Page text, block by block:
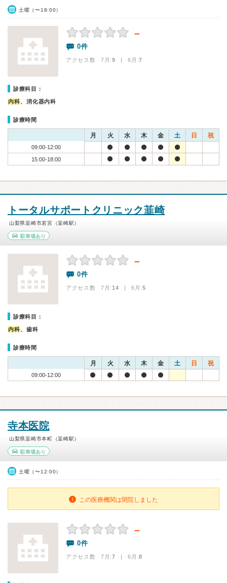
土曜（〜18:00）
－
0件
アクセス数 7月:9 | 6月:7
診療科目：
内科、消化器内科
診療時間
月 火 水 木 金 土 日 祝
09:00-12:00
15:00-18:00
トータルサポートクリニック韮崎
山梨県韮崎市若宮（韮崎駅）
駐車場あり
－
0件
アクセス数 7月:14 | 6月:5
診療科目：
内科、歯科
診療時間
月 火 水 木 金 土 日 祝
09:00-12:00
寺本医院
山梨県韮崎市本町（韮崎駅）
駐車場あり
土曜（〜12:00）
この医療機関は閉院しました
－
0件
アクセス数 7月:7 | 6月:8